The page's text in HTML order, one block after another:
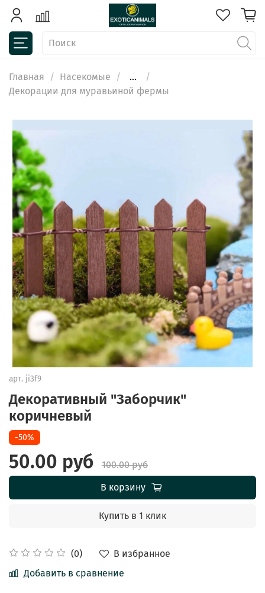
Главная Насекомые
...
Декорации для муравьиной фермы
арт. ji3f9
Декоративный "Заборчик"
коричневый
(0)
В избранное
Добавить в сравнение
-50%
50.00 руб
100.00 руб
В корзину
Купить в 1 клик